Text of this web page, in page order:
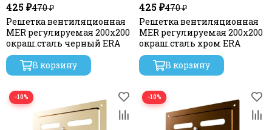
425 ₽470 ₽
Решетка вентиляционная
MER регулируемая 200х200
окраш.сталь черный ERA
В корзину
425 ₽470 ₽
Решетка вентиляционная
MER регулируемая 200х200
окраш.сталь хром ERA
В корзину
−10% −10%